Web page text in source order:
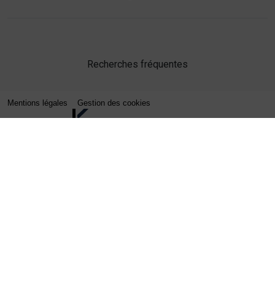
Recherches fréquentes
Mentions légales Gestion des cookies